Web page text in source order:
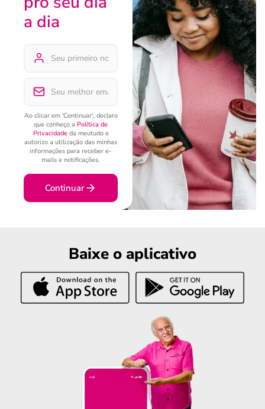
a dia
Ao clicar em 'Continuar', declaro
que conheço a Política de
Privacidadeda meutudo e
autorizo a utilização das minhas
informações para receber e-
mails e notificações.
Continuar
Baixe o aplicativo